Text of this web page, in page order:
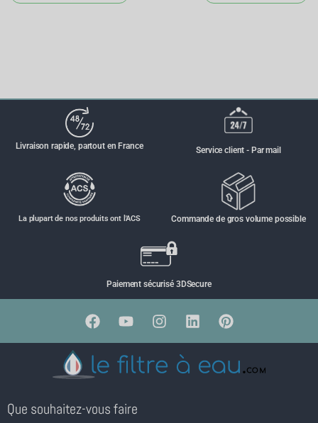
Livraison rapide, partout en France Service client - Par mail
La plupart de nos produits ont l'ACS Commande de gros volume possible
Paiement sécurisé 3DSecure
Que souhaitez-vous faire